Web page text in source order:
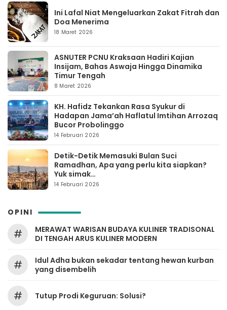
Ini Lafal Niat Mengeluarkan Zakat Fitrah dan
Doa Menerima
18 Maret 2026
ASNUTER PCNU Kraksaan Hadiri Kajian
Insijam, Bahas Aswaja Hingga Dinamika
Timur Tengah
8 Maret 2026
KH. Hafidz Tekankan Rasa Syukur di
Hadapan Jama’ah Haflatul Imtihan Arrozaq
Bucor Probolinggo
14 Februari 2026
Detik-Detik Memasuki Bulan Suci
Ramadhan, Apa yang perlu kita siapkan?
Yuk simak…
14 Februari 2026
OPINI
#
MERAWAT WARISAN BUDAYA KULINER TRADISONAL
DI TENGAH ARUS KULINER MODERN
#
Idul Adha bukan sekadar tentang hewan kurban
yang disembelih
# Tutup Prodi Keguruan: Solusi?